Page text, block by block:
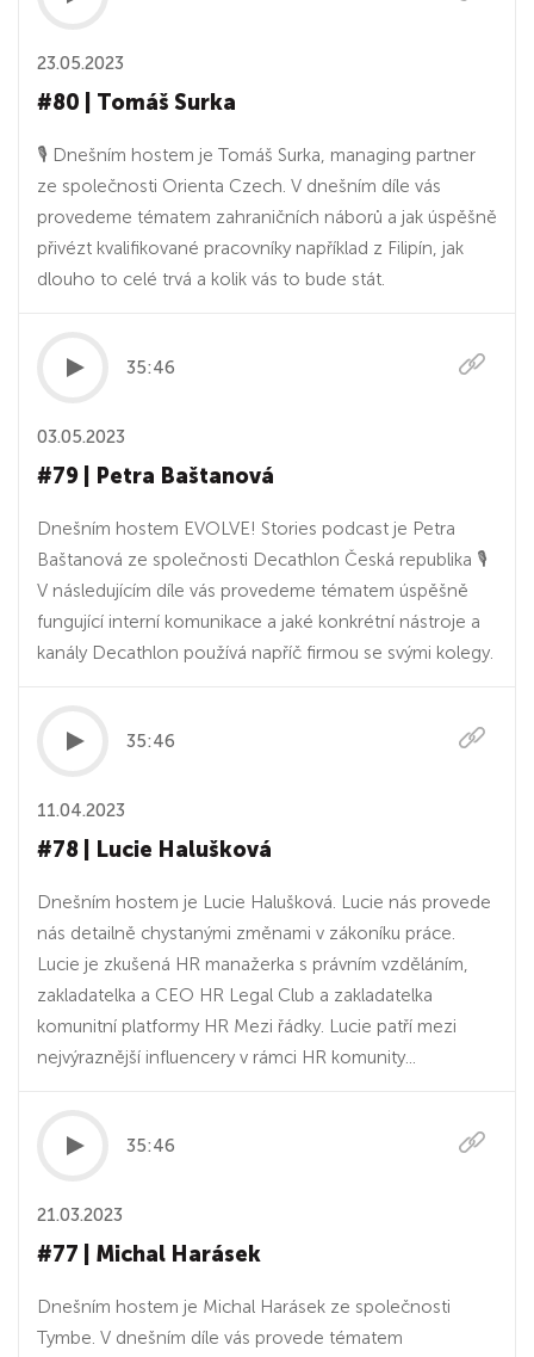
23.05.2023
#80 | Tomáš Surka
🎙 Dnešním hostem je Tomáš Surka, managing partner
ze společnosti Orienta Czech. V dnešním díle vás
provedeme tématem zahraničních náborů a jak úspěšně
přivézt kvalifikované pracovníky například z Filipín, jak
dlouho to celé trvá a kolik vás to bude stát.
35:46
03.05.2023
#79 | Petra Baštanová
Dnešním hostem EVOLVE! Stories podcast je Petra
Baštanová ze společnosti Decathlon Česká republika 🎙
V následujícím díle vás provedeme tématem úspěšně
fungující interní komunikace a jaké konkrétní nástroje a
kanály Decathlon používá napříč firmou se svými kolegy.
35:46
11.04.2023
#78 | Lucie Halušková
Dnešním hostem je Lucie Halušková. Lucie nás provede
nás detailně chystanými změnami v zákoníku práce.
Lucie je zkušená HR manažerka s právním vzděláním,
zakladatelka a CEO HR Legal Club a zakladatelka
komunitní platformy HR Mezi řádky. Lucie patří mezi
nejvýraznější influencery v rámci HR komunity...
35:46
21.03.2023
#77 | Michal Harásek
Dnešním hostem je Michal Harásek ze společnosti
Tymbe. V dnešním díle vás provede tématem